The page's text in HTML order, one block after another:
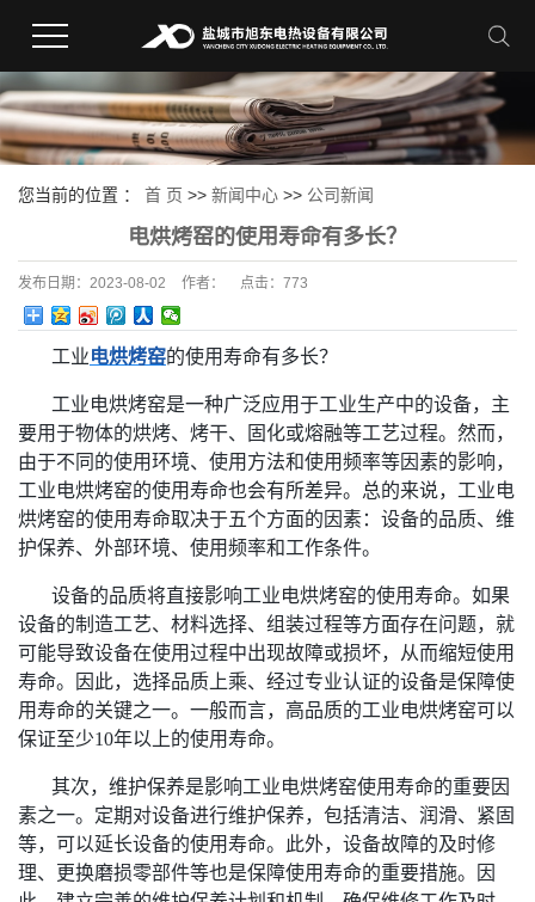
您当前的位置 ： 首 页 >> 新闻中心 >> 公司新闻
电烘烤窑的使用寿命有多长？
发布日期： 2023-08-02 作者： 点击： 773
工业电烘烤窑的使用寿命有多长？
工业电烘烤窑是一种广泛应用于工业生产中的设备，主
要用于物体的烘烤、烤干、固化或熔融等工艺过程。然而，
由于不同的使用环境、使用方法和使用频率等因素的影响，
工业电烘烤窑的使用寿命也会有所差异。总的来说，工业电
烘烤窑的使用寿命取决于五个方面的因素：设备的品质、维
护保养、外部环境、使用频率和工作条件。
设备的品质将直接影响工业电烘烤窑的使用寿命。如果
设备的制造工艺、材料选择、组装过程等方面存在问题，就
可能导致设备在使用过程中出现故障或损坏，从而缩短使用
寿命。因此，选择品质上乘、经过专业认证的设备是保障使
用寿命的关键之一。一般而言，高品质的工业电烘烤窑可以
保证至少10年以上的使用寿命。
其次，维护保养是影响工业电烘烤窑使用寿命的重要因
素之一。定期对设备进行维护保养，包括清洁、润滑、紧固
等，可以延长设备的使用寿命。此外，设备故障的及时修
理、更换磨损零部件等也是保障使用寿命的重要措施。因